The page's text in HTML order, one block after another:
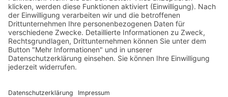
Feuerwerk XXL
Pyrotechnik online bestellen
© Stadtmühle Waldenbuch 2026